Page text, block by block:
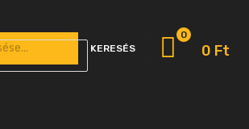
KERESÉS 0 Ft
0